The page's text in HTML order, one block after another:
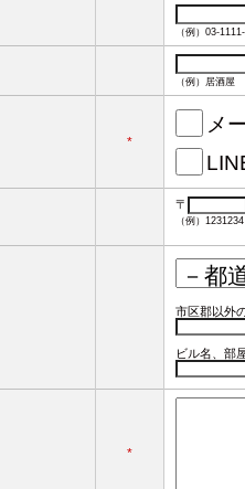
（例）03-
（例）居酒屋
*
メ
〒
（例）
市区郡以外
ビル名、部
*